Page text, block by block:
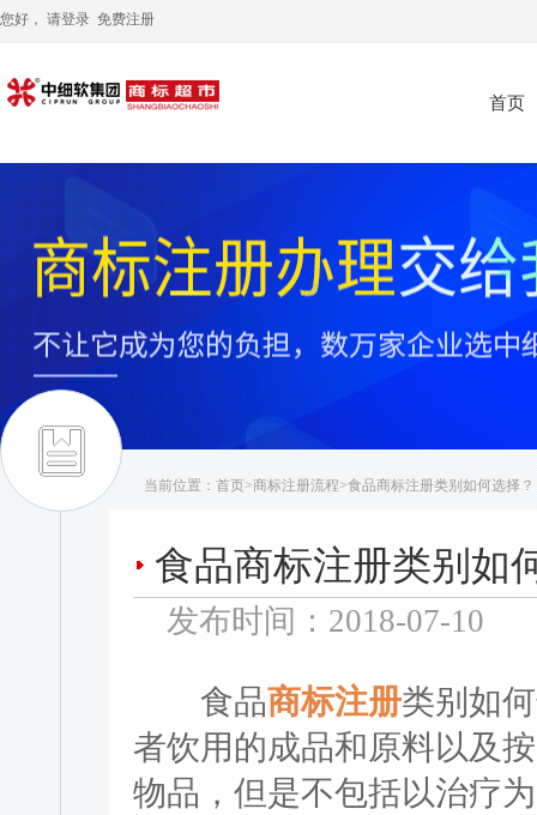
您好， 请登录 免费注册
首页
当前位置： 首页>商标注册流程>食品商标注册类别如何选择？
食品商标注册类别如
发布时间：2018-07-10
食品商标注册类别如
者饮用的成品和原料以及
物品，但是不包括以治疗